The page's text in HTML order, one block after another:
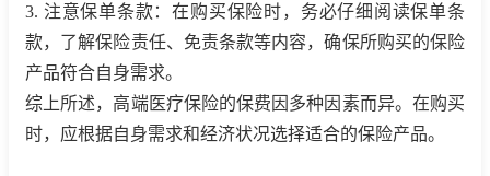
3. 注意保单条款：在购买保险时，务必仔细阅读保单条
款，了解保险责任、免责条款等内容，确保所购买的保险
产品符合自身需求。
综上所述，高端医疗保险的保费因多种因素而异。在购买
时，应根据自身需求和经济状况选择适合的保险产品。